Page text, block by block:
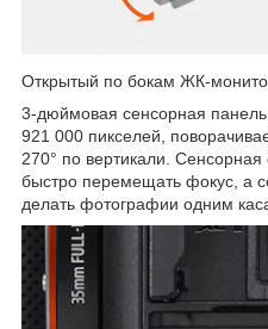
Открытый по бокам ЖК-
3-дюймовая сенсорная
921 000 пикселей,
270° по вертикали. Сенсорная
быстро перемещать фокус, а
делать фотографии одним